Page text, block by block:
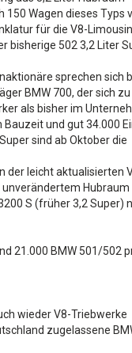
150 Wagen dieses Typs
für die V8-
bisherige 502 3,2 Liter
sprechen sich
BMW 700, der sich
als bisher im
und gut 34.000
sind ab Oktober die
der leicht aktualisierten
unverändertem
S (früher 3,2 Super)
21.000 BMW 501/502
wieder V8-Triebwerke
zugelassene